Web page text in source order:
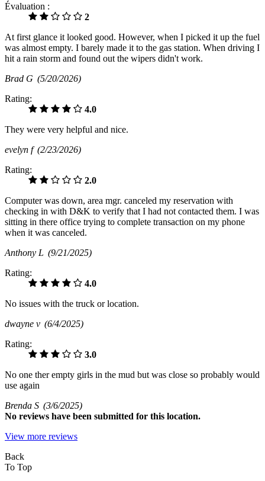
Évaluation :
2
At first glance it looked good. However, when I picked it up the fuel
was almost empty. I barely made it to the gas station. When driving I
hit a rain storm and found out the wipers didn't work.
Brad G (5/20/2026)
Rating:
4.0
They were very helpful and nice.
evelyn f (2/23/2026)
Rating:
2.0
Computer was down, area mgr. canceled my reservation with
checking in with D&K to verify that I had not contacted them. I was
sitting in there office trying to complete transaction on my phone
when it was canceled.
Anthony L (9/21/2025)
Rating:
4.0
No issues with the truck or location.
dwayne v (6/4/2025)
Rating:
3.0
No one ther empty girls in the mud but was close so probably would
use again
Brenda S (3/6/2025)
No reviews have been submitted for this location.
View more reviews
Back
To Top